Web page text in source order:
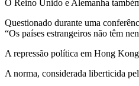
O Reino Unido e Alemanha
Questionado durante uma
“Os países estrangeiros não têm
A repressão política em Hong
A norma, considerada liberticida